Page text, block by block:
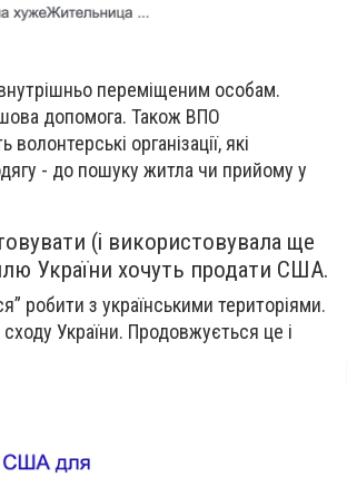
переміщеним особам.
допомога. Також ВПО
організації, які
- до пошуку житла чи прийому у
(і використовувала ще
України хочуть продати США.
робити з українськими територіями.
України. Продовжується це і